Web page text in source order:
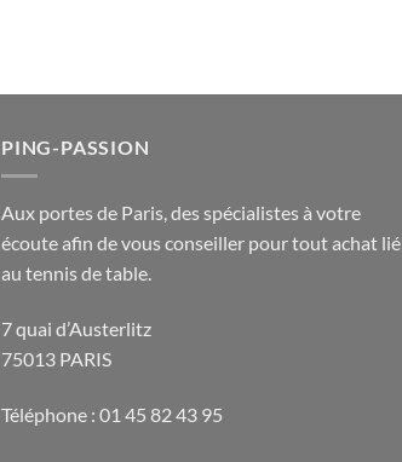
PING-PASSION
Aux portes de Paris, des spécialistes à votre
écoute afin de vous conseiller pour tout achat lié
au tennis de table.
7 quai d’Austerlitz
75013 PARIS
Téléphone : 01 45 82 43 95